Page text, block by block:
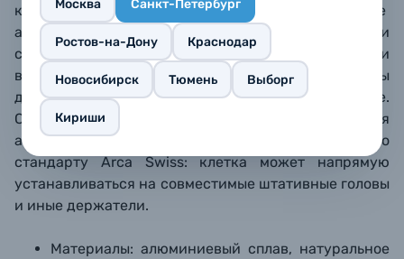
Москва Санкт-Петербург
Ростов-на-Дону Краснодар
Новосибирск Тюмень Выборг
Кириши
клетки, позволяет устанавливать разнообразные
аксессуары, в том числе: дополнительные рукоятки
сверху и сбоку , внешние мониторы и
видеорекордеры, микрофоны, фиксаторы
для
кабеля, аксессуары для оптики и так далее.
Сбоку предусмотрен
«холодный башмак» для
аксессуаров, а н
ижняя пластина выполнена по
стандарту Arca Swiss: клетка может напрямую
устанавливаться на совместимые штативные головы
и иные держатели.
Материалы: алюминиевый сплав, натуральное